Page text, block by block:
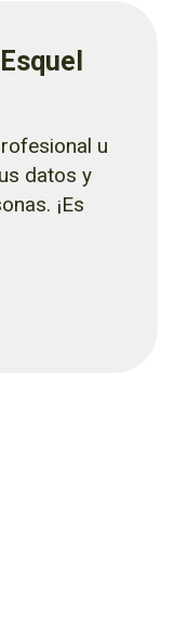
u
datos y
¡Es